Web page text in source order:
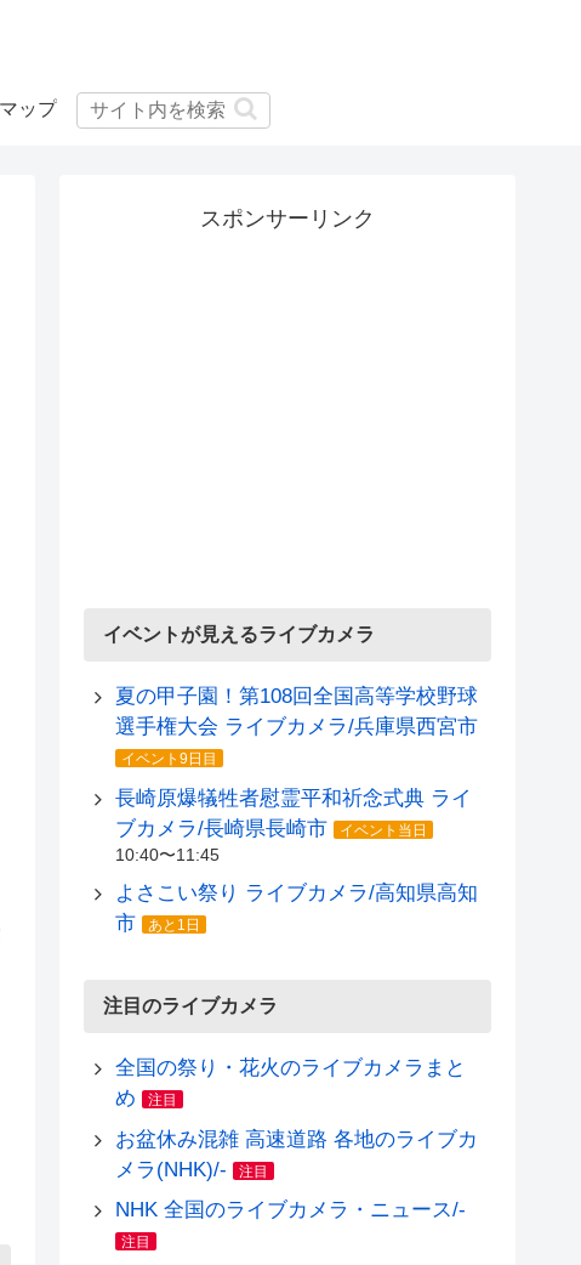
ップ
スポンサーリンク
イベントが見えるライブカメラ
夏の甲子園！第108回全国高等学校野球
選手権大会 ライブカメラ/兵庫県西宮市
イベント9日目
長崎原爆犠牲者慰霊平和祈念式典 ライ
ブカメラ/長崎県長崎市
イベント当日
10:40〜11:45
よさこい祭り ライブカメラ/高知県高知
市
あと1日
注目のライブカメラ
全国の祭り・花火のライブカメラまと
め
注目
お盆休み混雑 高速道路 各地のライブカ
メラ(NHK)/-
注目
NHK 全国のライブカメラ・ニュース/-
注目